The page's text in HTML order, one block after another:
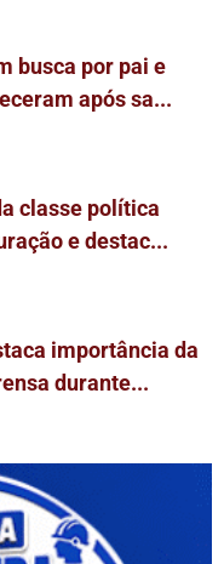
busca por pai e
após sa...
classe política
e destac...
importância da
durante...